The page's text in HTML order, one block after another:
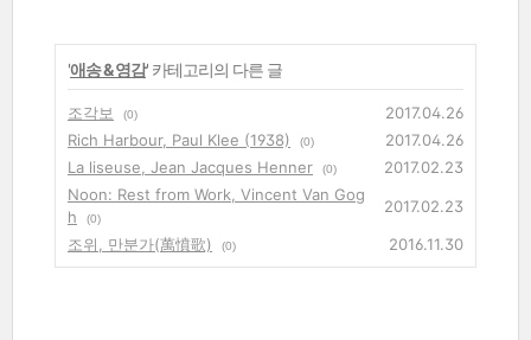
'애송 & 영감' 카테고리의 다른 글
조각보 (0)
2017.04.26
Rich Harbour, Paul Klee (1938)
(0)
2017.04.26
La liseuse, Jean Jacques Henner
(0)
2017.02.23
Noon: Rest from Work, Vincent Van Gog
h
(0)
2017.02.23
조위, 만분가(萬憤歌)
(0) 2016.11.30